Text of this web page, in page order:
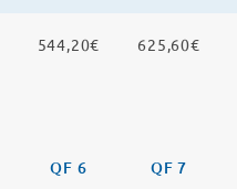
544,20€ 625,60€
QF 6 QF 7